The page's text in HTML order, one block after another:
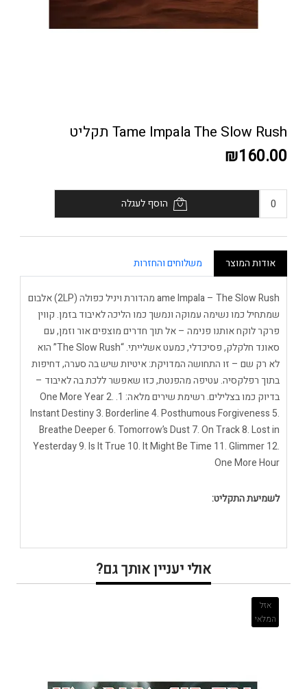
Tame Impala The Slow Rush תקליט
₪160.00
הוסף לעגלה
אודות המוצר משלוחים והחזרות
ame Impala – The Slow Rush מהדורת ויניל כפולה (2LP) אלבום
שמתחיל כמו נשימה עמוקה ונמשך כמו הליכה לאיבוד בזמן. קווין
פרקר לוקח אותנו פנימה – אל תוך חדרים מוצפים אור וזמן, עם
סאונד חלקלק, פסיכדלי, כמעט אשלייתי. “The Slow Rush” הוא
לא רק שם – זו התחושה המדויקת: איטיות שיש בה סערה, דחיפות
בתוך רפלקסיה. עטיפה מהפנטת, כזו שאפשר ללכת בה לאיבוד –
בדיוק כמו בצלילים. רשימת שירים מלאה: 1. One More Year 2.
Instant Destiny 3. Borderline 4. Posthumous Forgiveness 5.
Breathe Deeper 6. Tomorrow’s Dust 7. On Track 8. Lost in
Yesterday 9. Is It True 10. It Might Be Time 11. Glimmer 12.
One More Hour
לשמיעת התקליט:
אולי יעניין אותך גם?
אזל
המלאי